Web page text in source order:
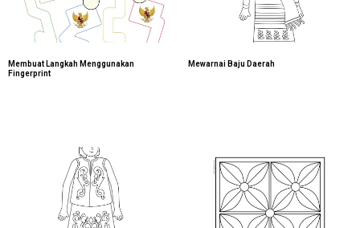
Membuat Langkah Menggunakan
Fingerprint
Mewarnai Baju Daerah